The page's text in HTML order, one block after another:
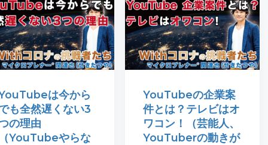
は今から
も全然遅くない3
の理由
YouTubeやらな
YouTubeの企業案
件とは？テレビはオ
ワコン！（芸能人、
YouTuberの動きが